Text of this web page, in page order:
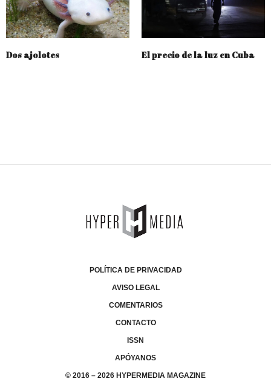
Dos ajolotes El precio de la luz en Cuba
POLÍTICA DE PRIVACIDAD
AVISO LEGAL
COMENTARIOS
CONTACTO
ISSN
APÓYANOS
© 2016 – 2026 HYPERMEDIA MAGAZINE